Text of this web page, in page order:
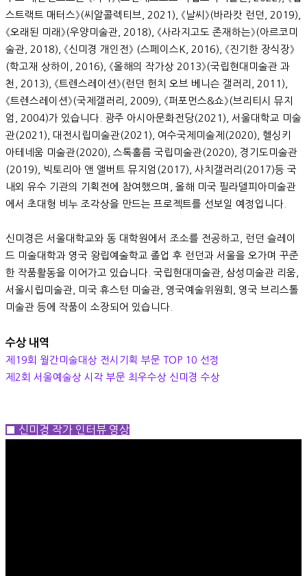
스트랙트 매터스》(씨알콜렉티브, 2021), 《날씨》(바라캇 런던, 2019),
《오래된 미래》(우양미술관, 2018), 《사라지고도 존재하는》(아르코미
술관, 2018), 《신미경 개인전》 (스페이스K, 2016), 《진기한 장식장》
(학고재 상하이, 2016), 《올해의 작가상 2013》(국립현대미술관 과
천, 2013), 《트렌스레이션》(런던 헌치 오브 베니슨 갤러리, 2011),
《트렌스레이션》(국제갤러리, 2009), 《퍼포먼스&쇼》(브리티시 뮤지
엄, 2004)가 있습니다. 광주 아시아문화전당(2021), 서울대학교 미술
관(2021), 대전시립미술관(2021), 여수국제미술제(2020), 헬싱키
아테네움 미술관(2020), 스톡홀름 국립미술관(2020), 경기도미술관
(2019), 빅토리아 앤 앨버트 뮤지엄(2017), 사치갤러리(2017)등 국
내외 유수 기관의 기획전에 참여했으며, 올해 미국 필라델피아미술관
에서 초대형 비누 조각상을 만드는 프로젝트를 선보일 예정입니다.
신미경은 서울대학교와 동 대학원에서 조소를 전공하고, 런던 슬레이
드 미술대학과 영국 왕립예술학교 졸업 후 런던과 서울을 오가며 꾸준
한 작품활동을 이어가고 있습니다. 국립현대미술관, 삼성미술관 리움,
서울시립미술관, 미국 휴스턴 미술관, 영국예술위원회, 영국 브리스톨
미술관 등에 작품이 소장되어 있습니다.
수상 내역
제19회 월간미술대상 전시기획 부문 TOP 10 선정
제2회 서울예술상 시각 부문 최우수상 신미경 수상
■ 신미경 작가 인터뷰 영상